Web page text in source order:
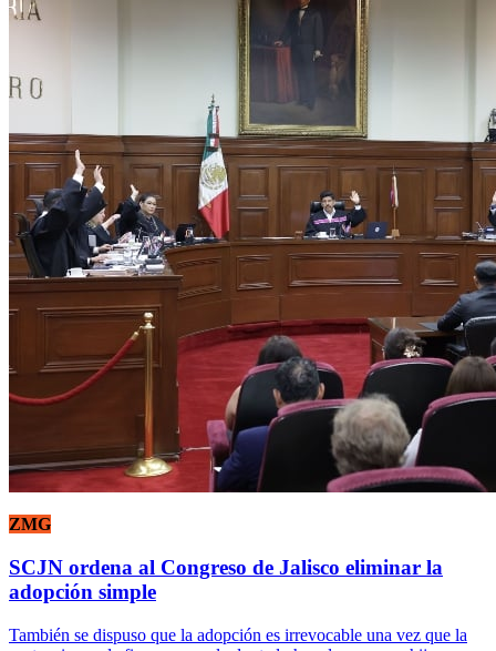
ZMG
SCJN ordena al Congreso de Jalisco eliminar la
adopción simple
También se dispuso que la adopción es irrevocable una vez que la